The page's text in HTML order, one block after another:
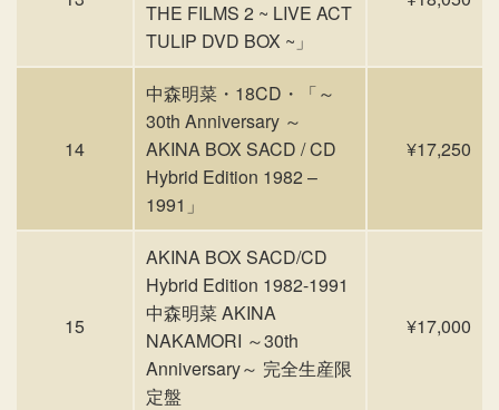
THE FILMS 2 ~ LIVE ACT
TULIP DVD BOX ~」
14
中森明菜・18CD・「～
30th Anniversary ～
AKINA BOX SACD / CD
Hybrid Edition 1982 –
1991」
¥17,250
15
AKINA BOX SACD/CD
Hybrid Edition 1982-1991
中森明菜 AKINA
NAKAMORI ～30th
Anniversary～ 完全生産限
定盤
¥17,000